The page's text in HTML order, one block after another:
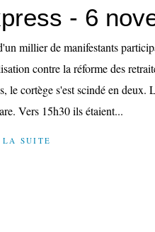
- 6
millier de manifestants
contre la réforme des
le cortège s'est scindé en deux.
Vers 15h30 ils étaient...
SUITE